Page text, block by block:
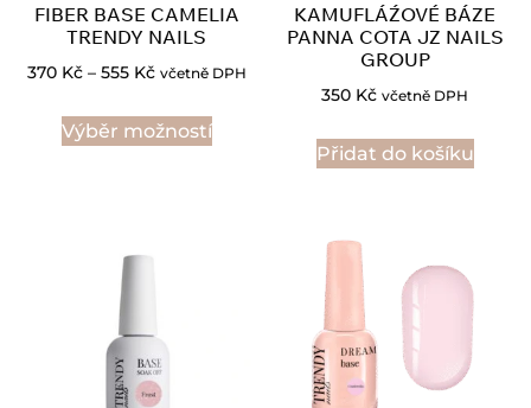
FIBER BASE CAMELIA
TRENDY NAILS
370 Kč – 555 Kč včetně DPH
Výběr možností
KAMUFLÁŹOVÉ BÁZE
PANNA COTA JZ NAILS
GROUP
350 Kč včetně DPH
Přidat do košíku